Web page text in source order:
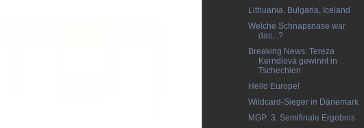
Lithuania, Bulgaria, Iceland
Welche Schnapsnase war
das...?
Breaking News: Tereza
Kerndlová gewinnt in
Tschechien
Hello Europe!
Wildcard-Sieger in Dänemark
MGP: 3. Semifinale Ergebnis